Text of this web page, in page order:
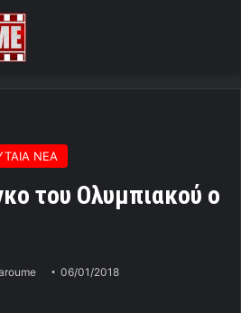
ΝΕΑ
του Ολυμπιακού ο
06/01/2018